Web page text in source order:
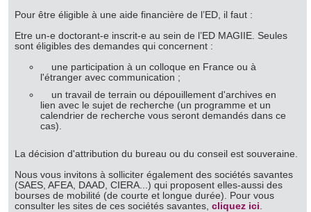
Pour être éligible à une aide financière de l’ED, il faut :
Etre un-e doctorant-e inscrit-e au sein de l’ED MAGIIE. Seules
sont éligibles des demandes qui concernent :
une participation à un colloque en France ou à
l'étranger avec communication ;
un travail de terrain ou dépouillement d'archives en
lien avec le sujet de recherche (un programme et un
calendrier de recherche vous seront demandés dans ce
cas).
La décision d'attribution du bureau ou du conseil est souveraine.
Nous vous invitons à solliciter également des sociétés savantes
(SAES, AFEA, DAAD, CIERA...) qui proposent elles-aussi des
bourses de mobilité (de courte et longue durée). Pour vous
consulter les sites de ces sociétés savantes,cliquez ici.